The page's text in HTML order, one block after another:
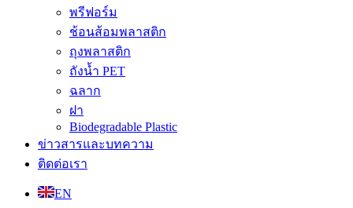
พรีฟอร์ม
ช้อนส้อมพลาสติก
ถุงพลาสติก
ถังน้ำ PET
ฉลาก
ฝา
Biodegradable Plastic
ข่าวสารและบทความ
ติดต่อเรา
EN